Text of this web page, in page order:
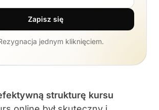
Zapisz się
jednym kliknięciem.
strukturę kursu